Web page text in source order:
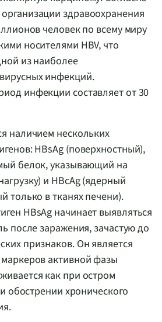
здравоохранения
человек по всему миру
носителями HBV, что
из наиболее
инфекций.
инфекции составляет от 30
наличием нескольких
HBsAg (поверхностный),
белок, указывающий на
и HBcAg (ядерный
только в тканях печени).
HBsAg начинает выявляться
после заражения, зачастую до
признаков. Он является
активной фазы
как при остром
обострении хронического